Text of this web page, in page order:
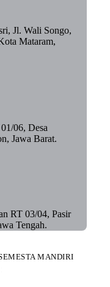
Jl. Wali Songo,
Mataram,
06, Desa
Jawa Barat.
RT 03/04, Pasir
Tengah.
MANDIRI